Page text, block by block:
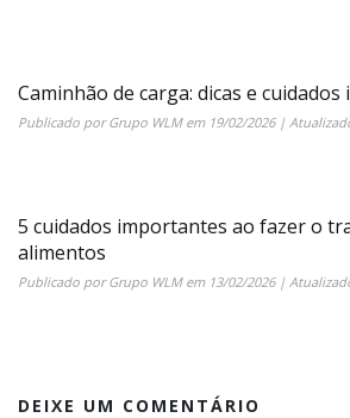
Caminhão de carga: dicas e
Publicado porGrupo WLMem 19/02/2026|
5 cuidados importantes ao fazer o
alimentos
Publicado porGrupo WLMem 13/02/2026|
DEIXE UM COMENTÁRIO